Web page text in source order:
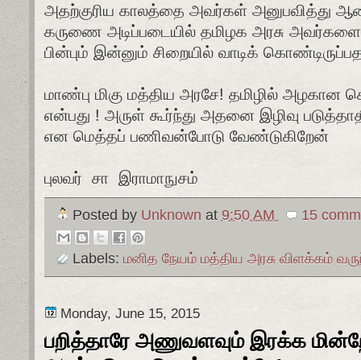
அதற்குரிய காலத்தை அவர்கள் அனுபவித்து
கருணை அடிப்படையில் தமிழக அரசு
பின்பும் இன்னும் சிறையில் வாடிக்
மாண்பு மிகு மத்திய அரசே! தமிழில் அழகான
என்பது ! அருள் கூர்ந்து அதனை இழிவு
என மெத்தப் பணிவன்போடு வேண்டுகிறேன்
புலவர் சா இராமாநுசம்
Posted by Unknown at 9:50 AM 15
Labels: மனித நேயம் மத்திய அரசு விளக்கம்
Monday, June 15, 2015
பறித்தாரே அணுவளவும் இரக்க